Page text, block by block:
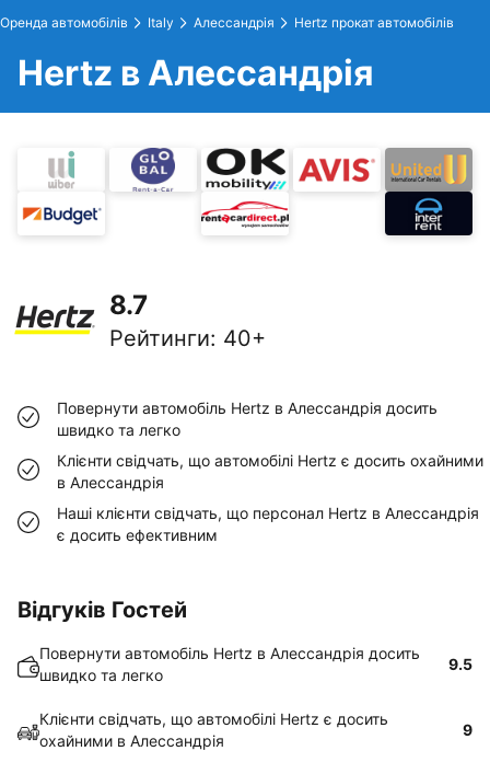
Оренда автомобілів Italy Алессандрія Hertz прокат автомобілів
Hertz в Алессандрія
8.7
Рейтинги: 40+
Повернути автомобіль Hertz в Алессандрія досить
швидко та легко
Клієнти свідчать, що автомобілі Hertz є досить охайними
в Алессандрія
Наші клієнти свідчать, що персонал Hertz в Алессандрія
є досить ефективним
Відгуків Гостей
Повернути автомобіль Hertz в Алессандрія досить
швидко та легко
9.5
Клієнти свідчать, що автомобілі Hertz є досить
охайними в Алессандрія
9